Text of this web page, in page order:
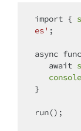
import {
es' ;
async
await
console
}
run();